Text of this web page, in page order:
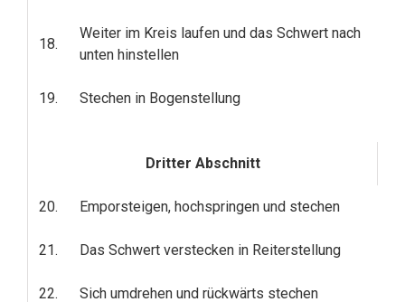
18.
Weiter im Kreis laufen und das Schwert nach
unten hinstellen
19. Stechen in Bogenstellung
Dritter Abschnitt
20. Emporsteigen, hochspringen und stechen
21. Das Schwert verstecken in Reiterstellung
22. Sich umdrehen und rückwärts stechen